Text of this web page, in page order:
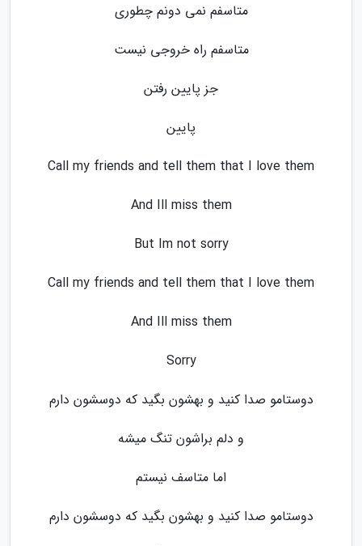
متاسفم نمی دونم چطوری
متاسفم راه خروجی نیست
جز پایین رفتن
پایین
Call my friends and tell them that I love them
And Ill miss them
But Im not sorry
Call my friends and tell them that I love them
And Ill miss them
Sorry
دوستامو صدا کنید و بهشون بگید که دوسشون دارم
و دلم براشون تنگ میشه
اما متاسف نیستم
دوستامو صدا کنید و بهشون بگید که دوسشون دارم